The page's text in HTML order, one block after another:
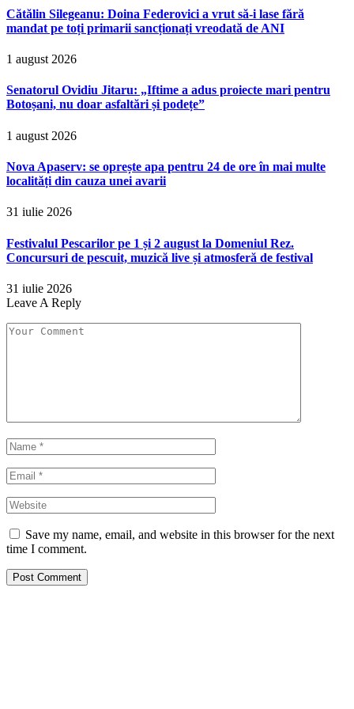
Cătălin Silegeanu: Doina Federovici a vrut să-i lase fără
mandat pe toți primarii sancționați vreodată de ANI
1 august 2026
Senatorul Ovidiu Jitaru: „Iftime a adus proiecte mari pentru
Botoșani, nu doar asfaltări și podețe”
1 august 2026
Nova Apaserv: se oprește apa pentru 24 de ore în mai multe
localități din cauza unei avarii
31 iulie 2026
Festivalul Pescarilor pe 1 și 2 august la Domeniul Rez.
Concursuri de pescuit, muzică live și atmosferă de festival
31 iulie 2026
Leave A Reply
Save my name, email, and website in this browser for the next
time I comment.